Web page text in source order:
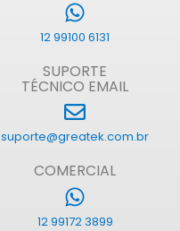
12 99100 6131
SUPORTE
TÉCNICO EMAIL
suporte@greatek.com.br
COMERCIAL
12 99172 3899